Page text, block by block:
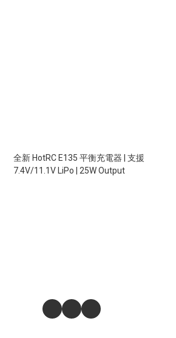
全新 HotRC E135 平衡充電器 | 支援
7.4V/11.1V LiPo | 25W Output